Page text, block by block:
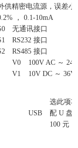
供精密电流源，误差小
， 0.1-10mA
无通讯接口
RS232 接口
RS485 接口
V0
100V AC ～
V1
10V DC ～ 36V
USB
选此项
配 U 盘
100 元